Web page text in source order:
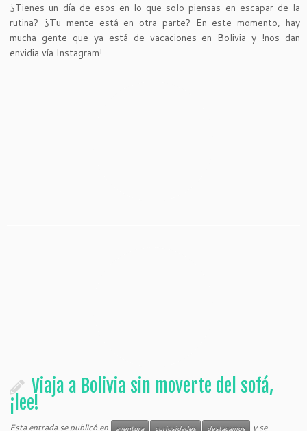
¿Tienes un día de esos en lo que solo piensas en escapar de la
rutina? ¿Tu mente está en otra parte? En este momento, hay
mucha gente que ya está de vacaciones en Bolivia y !nos dan
envidia vía Instagram!
Viaja a Bolivia sin moverte del sofá,
¡lee!
Esta entrada se publicó en aventura curiosidades destacamos y se